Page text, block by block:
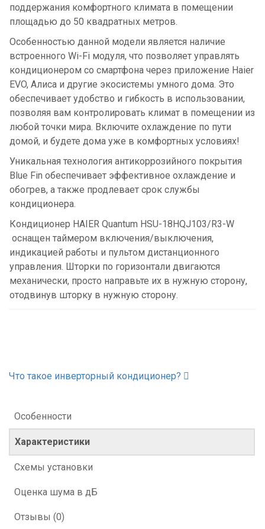
поддержания комфортного климата в помещении
площадью до 50 квадратных метров.
Особенностью данной модели является наличие
встроенного Wi-Fi модуля, что позволяет управлять
кондиционером со смартфона через приложение Haier
EVO, Алиса и другие экосистемы умного дома. Это
обеспечивает удобство и гибкость в использовании,
позволяя вам контролировать климат в помещении из
любой точки мира. Включите охлаждение по пути
домой, и будете дома уже в комфортных условиях!
Уникальная технология антикоррозийного покрытия
Blue Fin обеспечивает эффективное охлаждение и
обогрев, а также продлевает срок службы
кондиционера.
Кондиционер HAIER Quantum HSU-18HQJ103/R3-W
оснащен таймером включения/выключения,
индикацией работы и пультом дистанционного
управления. Шторки по горизонтали двигаются
механически, просто направьте их в нужную сторону,
отодвинув шторку в нужную сторону.
Что такое инверторный кондиционер?
Особенности
Характеристики
Схемы установки
Оценка шума в дБ
Отзывы (0)